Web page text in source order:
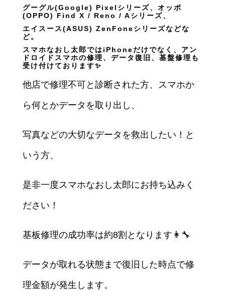
グーグル(Google) Pixelシリーズ、オッポ
(OPPO) Find X / Reno / Aシリーズ、
エイスース(ASUS) ZenFoneシリーズなどな
ど。
スマホなおし太郎ではiPhoneだけでなく、アン
ドロイドスマホの修理、データ復旧、基盤修理も
受け付けております✨
他店で修理不可と診断された方、スマホか
ら何とかデータを取り出し、
写真などの大切なデータを救出したい！と
いう方、
是非一度スマホなおし太郎にお持ち込みく
ださい！
基板修理の成功率は約8割となります👩‍🔧
データが取れる状態まで復旧した時点で修
理金額が発生します。